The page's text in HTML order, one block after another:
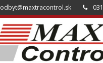
odbyt@maxtracontrol.sk